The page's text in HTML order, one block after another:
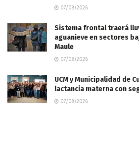
07/08/2026
Sistema frontal traerá
aguanieve en sectores
Maule
07/08/2026
UCM y Municipalidad de
lactancia materna con
07/08/2026